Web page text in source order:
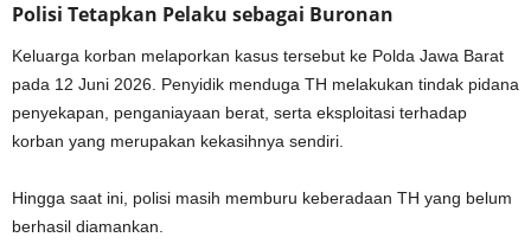
Polisi Tetapkan Pelaku sebagai Buronan
Keluarga korban melaporkan kasus tersebut ke Polda Jawa Barat
pada 12 Juni 2026. Penyidik menduga TH melakukan tindak pidana
penyekapan, penganiayaan berat, serta eksploitasi terhadap
korban yang merupakan kekasihnya sendiri.
Hingga saat ini, polisi masih memburu keberadaan TH yang belum
berhasil diamankan.